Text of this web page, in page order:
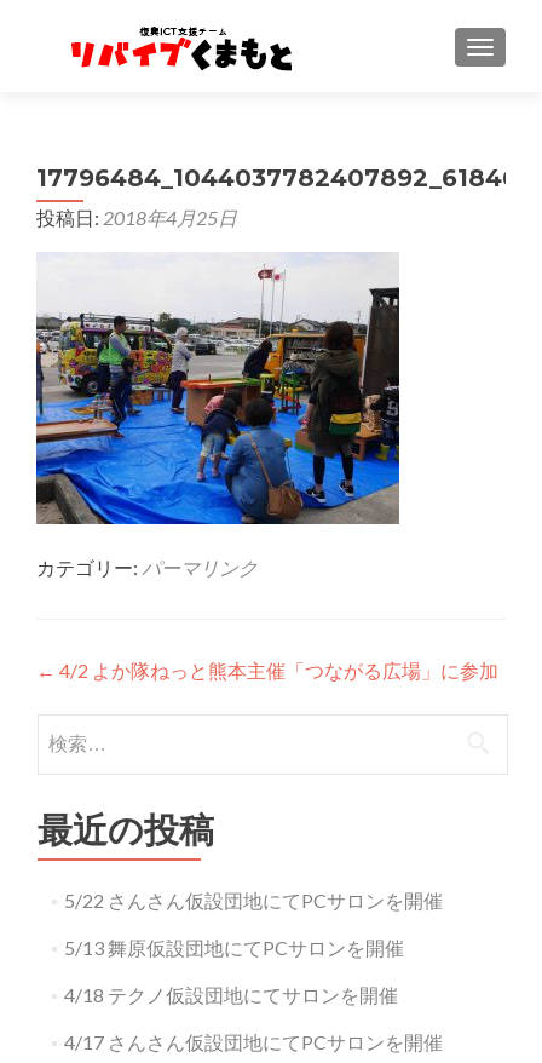
ナビゲ
投稿日: 2018年4月25日
カテゴリー: パーマリンク
投稿ナビゲーション
← 4/2 よか隊ねっと熊本主催「つながる広場」に参加
検索:
最近の投稿
5/22 さんさん仮設団地にてPCサロンを開催
5/13 舞原仮設団地にてPCサロンを開催
4/18 テクノ仮設団地にてサロンを開催
4/17 さんさん仮設団地にてPCサロンを開催